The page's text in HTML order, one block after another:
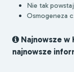
Nie tak
Osmogeneza
Najnowsze w
najnowsze